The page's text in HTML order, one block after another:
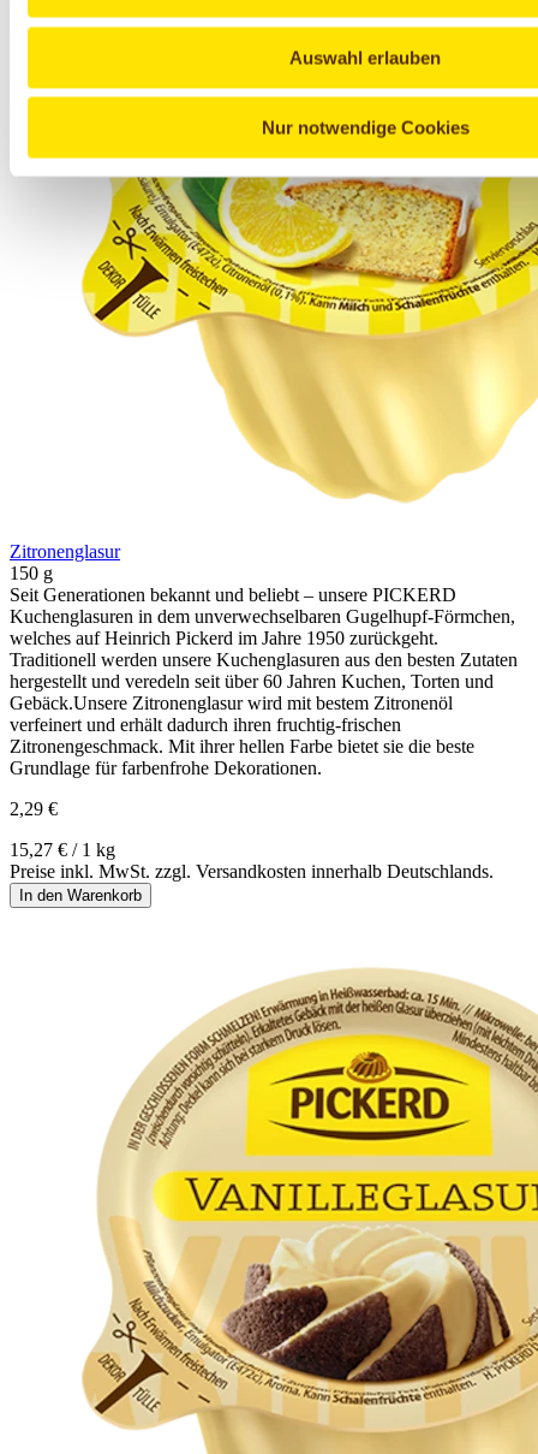
Auswahl erlauben
Nur notwendige Cookies
Zitronenglasur
150 g
Seit Generationen bekannt und beliebt – unsere PICKERD
Kuchenglasuren in dem unverwechselbaren Gugelhupf-Förmchen,
welches auf Heinrich Pickerd im Jahre 1950 zurückgeht.
Traditionell werden unsere Kuchenglasuren aus den besten Zutaten
hergestellt und veredeln seit über 60 Jahren Kuchen, Torten und
Gebäck.Unsere Zitronenglasur wird mit bestem Zitronenöl
verfeinert und erhält dadurch ihren fruchtig-frischen
Zitronengeschmack. Mit ihrer hellen Farbe bietet sie die beste
Grundlage für farbenfrohe Dekorationen.
2,29 €
15,27 € / 1 kg
Preise inkl. MwSt. zzgl. Versandkosten innerhalb Deutschlands.
In den Warenkorb